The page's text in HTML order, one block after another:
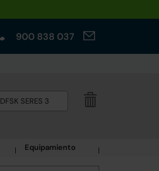
900 838 037
DFSK SERES 3
Equipamiento